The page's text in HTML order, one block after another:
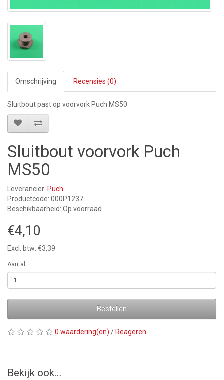
Omschrijving Recensies (0)
Sluitbout past op voorvork Puch MS50
Sluitbout voorvork Puch
MS50
Leverancier: Puch
Productcode: 000P1237
Beschikbaarheid: Op voorraad
€4,10
Excl. btw: €3,39
Aantal
Bestellen
0 waardering(en) / Reageren
Bekijk ook...